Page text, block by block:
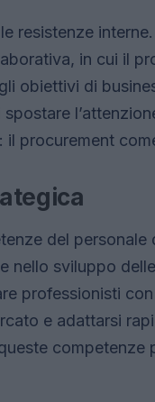
resistenze
in cui il
obiettivi di
: il procurement
del personale
nello sviluppo
professionisti
e adattarsi
competenze